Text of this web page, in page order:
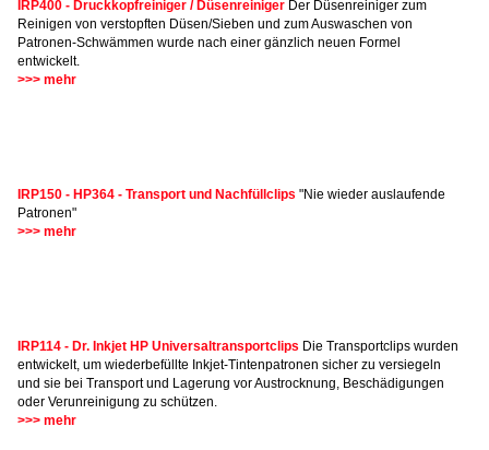
IRP400 - Druckkopfreiniger / Düsenreiniger Der Düsenreiniger zum
Reinigen von verstopften Düsen/Sieben und zum Auswaschen von
Patronen-Schwämmen wurde nach einer gänzlich neuen Formel
entwickelt.
>>> mehr
IRP150 - HP364 - Transport und Nachfüllclips "Nie wieder auslaufende
Patronen"
>>> mehr
IRP114 - Dr. Inkjet HP Universaltransportclips Die Transportclips wurden
entwickelt, um wiederbefüllte Inkjet-Tintenpatronen sicher zu versiegeln
und sie bei Transport und Lagerung vor Austrocknung, Beschädigungen
oder Verunreinigung zu schützen.
>>> mehr